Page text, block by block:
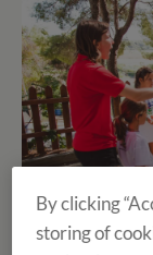
By clicking
storing of